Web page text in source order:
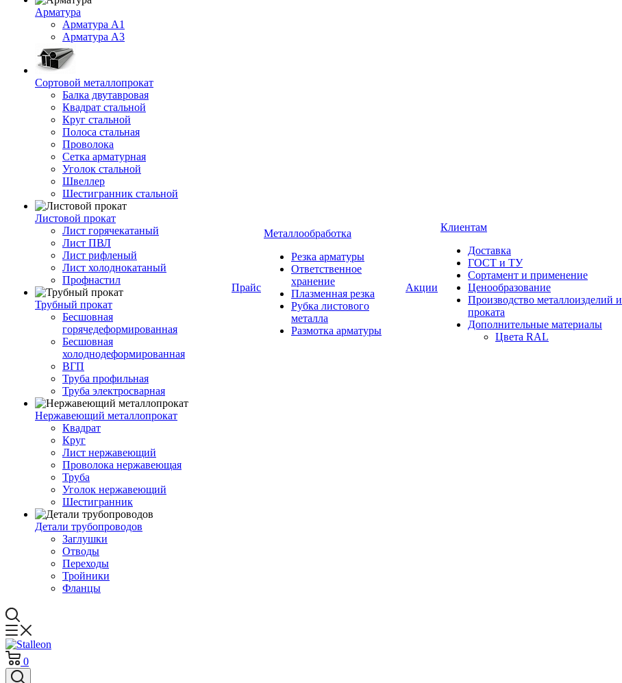
Арматура
Арматура A1
Арматура А3
Сортовой металлопрокат
Балка двутавровая
Квадрат стальной
Круг стальной
Полоса стальная
Проволока
Сетка арматурная
Уголок стальной
Швеллер
Шестигранник стальной
Листовой прокат
Лист горячекатаный
Лист ПВЛ
Лист рифленый
Лист холоднокатаный
Профнастил
Трубный прокат
Бесшовная
горячедеформированная
Бесшовная
холоднодеформированная
ВГП
Труба профильная
Труба электросварная
Нержавеющий металлопрокат
Квадрат
Круг
Лист нержавеющий
Проволока нержавеющая
Труба
Уголок нержавеющий
Шестигранник
Детали трубопроводов
Заглушки
Отводы
Переходы
Тройники
Фланцы
Прайс
Металлообработка
Резка арматуры
Ответственное
хранение
Плазменная резка
Рубка листового
металла
Размотка арматуры
Акции
Клиентам
Доставка
ГОСТ и ТУ
Сортамент и применение
Ценообразование
Производство металлоизделий и
проката
Дополнительные материалы
Цвета RAL
0